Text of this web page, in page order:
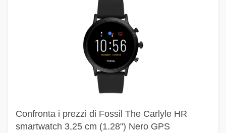
Confronta i prezzi di Fossil The Carlyle HR
smartwatch 3,25 cm (1.28") Nero GPS